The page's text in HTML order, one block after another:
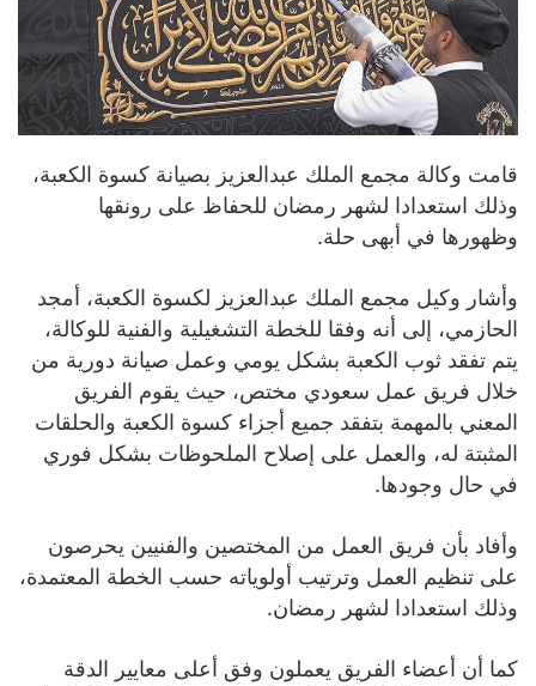
قامت وكالة مجمع الملك عبدالعزيز بصيانة كسوة الكعبة،
وذلك استعدادا لشهر رمضان للحفاظ على رونقها
وظهورها في أبهى حلة.
وأشار وكيل مجمع الملك عبدالعزيز لكسوة الكعبة، أمجد
الحازمي، إلى أنه وفقا للخطة التشغيلية والفنية للوكالة،
يتم تفقد ثوب الكعبة بشكل يومي وعمل صيانة دورية من
خلال فريق عمل سعودي مختص، حيث يقوم الفريق
المعني بالمهمة بتفقد جميع أجزاء كسوة الكعبة والحلقات
المثبتة له، والعمل على إصلاح الملحوظات بشكل فوري
في حال وجودها.
وأفاد بأن فريق العمل من المختصين والفنيين يحرصون
على تنظيم العمل وترتيب أولوياته حسب الخطة المعتمدة،
وذلك استعدادا لشهر رمضان.
كما أن أعضاء الفريق يعملون وفق أعلى معايير الدقة